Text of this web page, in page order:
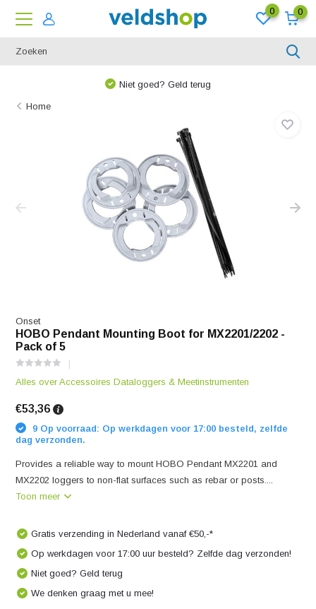
0 0
Niet goed? Geld terug
Home
Onset
HOBO Pendant Mounting Boot for MX2201/2202 -
Pack of 5
Alles over Accessoires Dataloggers & Meetinstrumenten
€53,36
9 Op voorraad: Op werkdagen voor 17:00 besteld, zelfde
dag verzonden.
Provides a reliable way to mount HOBO Pendant MX2201 and
MX2202 loggers to non-flat surfaces such as rebar or posts....
Toon meer
Gratis verzending in Nederland vanaf €50,-*
Op werkdagen voor 17:00 uur besteld? Zelfde dag verzonden!
Niet goed? Geld terug
We denken graag met u mee!